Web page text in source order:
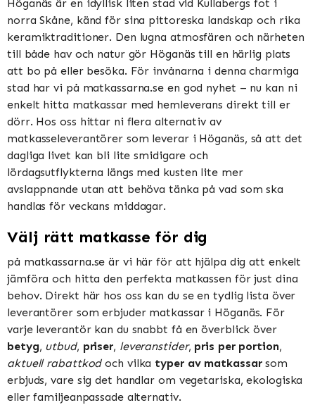
Höganäs är en idyllisk liten stad vid Kullabergs fot i
norra Skåne, känd för sina pittoreska landskap och rika
keramiktraditioner. Den lugna atmosfären och närheten
till både hav och natur gör Höganäs till en härlig plats
att bo på eller besöka. För invånarna i denna charmiga
stad har vi på matkassarna.se en god nyhet – nu kan ni
enkelt hitta matkassar med hemleverans direkt till er
dörr. Hos oss hittar ni flera alternativ av
matkasseleverantörer som leverar i Höganäs, så att det
dagliga livet kan bli lite smidigare och
lördagsutflykterna längs med kusten lite mer
avslappnande utan att behöva tänka på vad som ska
handlas för veckans middagar.
Välj rätt matkasse för dig
på matkassarna.se är vi här för att hjälpa dig att enkelt
jämföra och hitta den perfekta matkassen för just dina
behov. Direkt här hos oss kan du se en tydlig lista över
leverantörer som erbjuder matkassar i Höganäs. För
varje leverantör kan du snabbt få en överblick över
betyg, utbud, priser, leveranstider, pris per portion,
aktuell rabattkodoch vilka typer av matkassarsom
erbjuds, vare sig det handlar om vegetariska, ekologiska
eller familjeanpassade alternativ.